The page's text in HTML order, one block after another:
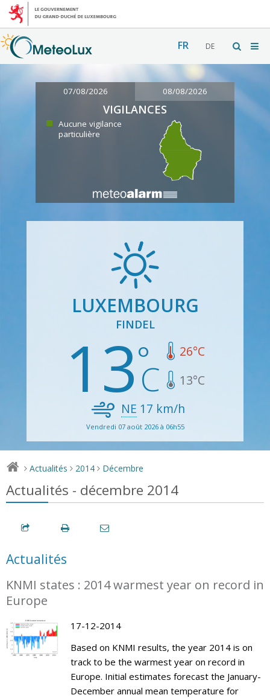
FR DE
07/08/2026 08/08/2026
VIGILANCES
Aucune vigilance
particulière
LUXEMBOURG
FINDEL
13 26°C
13°C
NE 17 km/h
Vendredi 07 août 2026 à 06h55
> Actualités > 2014 > Décembre
Actualités - décembre 2014
Actualités
KNMI states : 2014 warmest year on record in
Europe
17-12-2014
Based on KNMI results, the year 2014 is on
track to be the warmest year on record in
Europe. Initial estimates forecast the January-
December annual mean temperature for